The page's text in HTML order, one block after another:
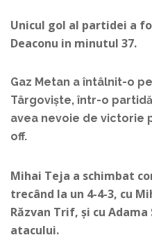
Unicul gol al partidei a
Deaconu in minutul 37.
Gaz Metan a întâlnit-o
Târgoviște, într-o
avea nevoie de victorie
off.
Mihai Teja a schimbat
trecând la un 4-4-3, cu
Răzvan Trif, și cu
atacului.